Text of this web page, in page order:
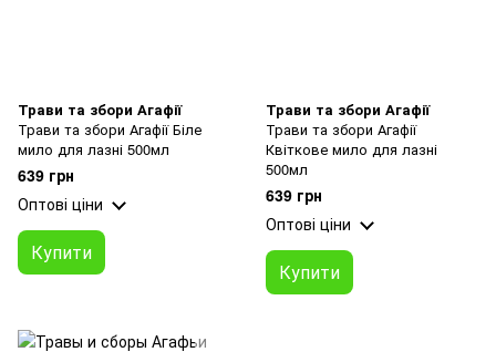
Трави та збори Агафії
Трави та збори Агафії Біле
мило для лазні 500мл
639 грн
Оптові ціни
Купити
Трави та збори Агафії
Трави та збори Агафії
Квіткове мило для лазні
500мл
639 грн
Оптові ціни
Купити